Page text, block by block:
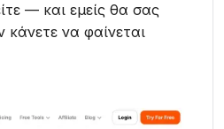
— και εμείς θα σας
να φαίνεται